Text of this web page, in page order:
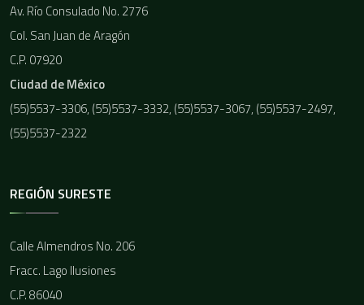
Av. Río Consulado No. 2776
Col. San Juan de Aragón
C.P. 07920
Ciudad de México
(55)5537-3306, (55)5537-3332, (55)5537-3067, (55)5537-2497,
(55)5537-2322
REGIÓN SURESTE
Calle Almendros No. 206
Fracc. Lago Ilusiones
C.P. 86040